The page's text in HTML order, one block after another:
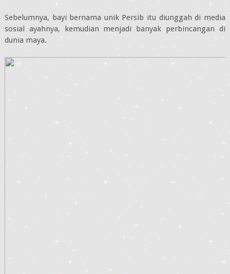
Sebelumnya, bayi bernama unik Persib itu diunggah di media
sosial ayahnya, kemudian menjadi banyak perbincangan di
dunia maya.